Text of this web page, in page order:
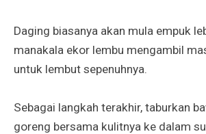
Daging biasanya akan mula empuk
manakala ekor lembu mengambil
untuk lembut sepenuhnya.
Sebagai langkah terakhir, taburkan
goreng bersama kulitnya ke dalam